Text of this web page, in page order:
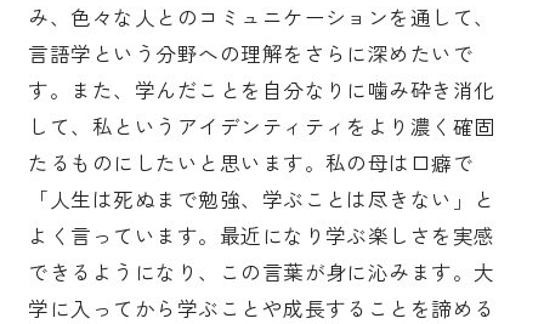
み、色々な人とのコミュニケーションを通して、
言語学という分野への理解をさらに深めたいで
す。また、学んだことを自分なりに噛み砕き消化
して、私というアイデンティティをより濃く確固
たるものにしたいと思います。私の母は口癖で
「人生は死ぬまで勉強、学ぶことは尽きない」と
よく言っています。最近になり学ぶ楽しさを実感
できるようになり、この言葉が身に沁みます。大
学に入ってから学ぶことや成長することを諦める